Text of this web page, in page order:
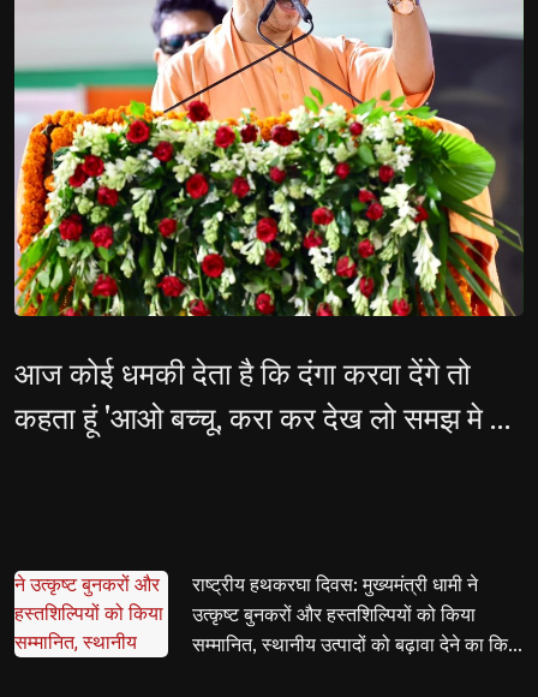
आज कोई धमकी देता है कि दंगा करवा देंगे तो
कहता हूं 'आओ बच्चू, करा कर देख लो समझ मे आ
राष्ट्रीय हथकरघा दिवस: मुख्यमंत्री धामी ने
उत्कृष्ट बुनकरों और हस्तशिल्पियों को किया
सम्मानित, स्थानीय उत्पादों को बढ़ावा देने का किया